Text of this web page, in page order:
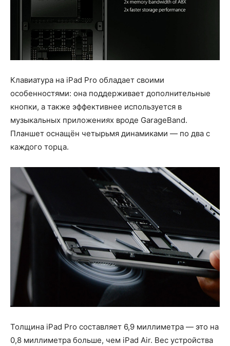
Клавиатура на iPad Pro обладает своими
особенностями: она поддерживает дополнительные
кнопки, а также эффективнее используется в
музыкальных приложениях вроде GarageBand.
Планшет оснащён четырьмя динамиками — по два с
каждого торца.
Толщина iPad Pro составляет 6,9 миллиметра — это на
0,8 миллиметра больше, чем iPad Air. Вес устройства